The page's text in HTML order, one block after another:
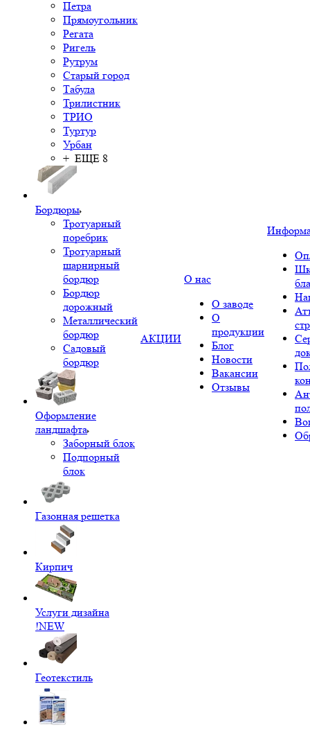
Петра
Прямоугольник
Регата
Ригель
Рутрум
Старый город
Табула
Трилистник
ТРИО
Туртур
Урбан
+ ЕЩЕ 8
Бордюры
Тротуарный
поребрик
Тротуарный
шарнирный
бордюр
Бордюр
дорожный
Металлический
бордюр
Садовый
бордюр
Оформление
ландшафта
Заборный блок
Подпорный
блок
Газонная решетка
Кирпич
Услуги дизайна
!NEW
Геотекстиль
АКЦИИ
О нас
О заводе
О
продукции
Блог
Новости
Вакансии
Отзывы